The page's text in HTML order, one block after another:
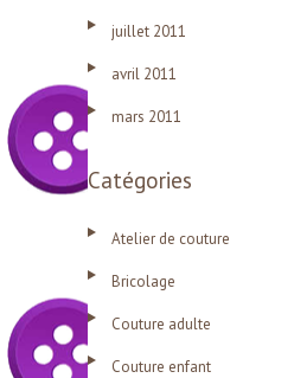
juillet 2011
avril 2011
mars 2011
Catégories
Atelier de couture
Bricolage
Couture adulte
Couture enfant